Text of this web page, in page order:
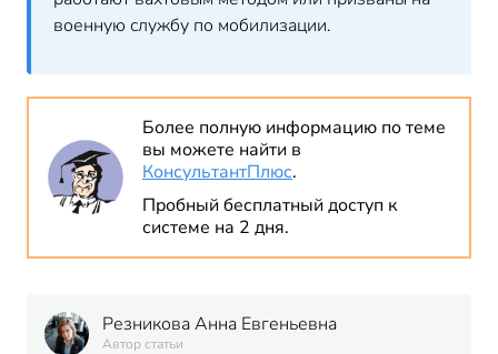
военную службу по мобилизации.
Более полную информацию по теме
вы можете найти в
КонсультантПлюс.
Пробный бесплатный доступ к
системе на 2 дня.
Резникова Анна Евгеньевна
Автор статьи